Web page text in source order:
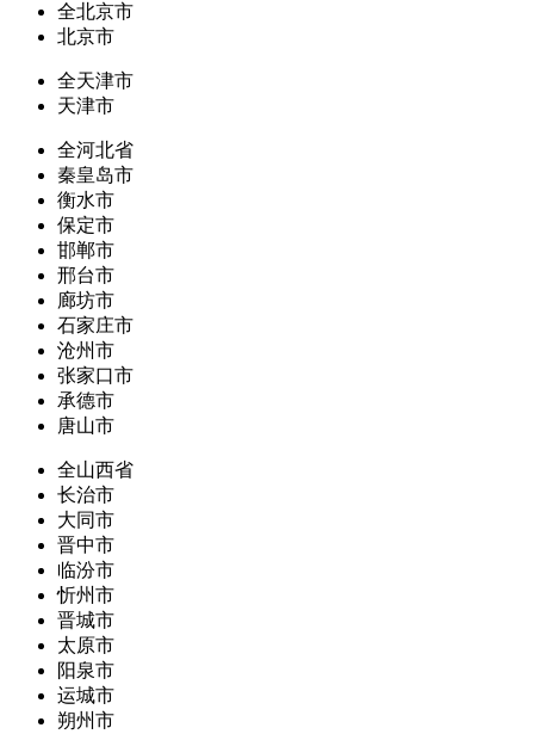
全北京市
北京市
全天津市
天津市
全河北省
秦皇岛市
衡水市
保定市
邯郸市
邢台市
廊坊市
石家庄市
沧州市
张家口市
承德市
唐山市
全山西省
长治市
大同市
晋中市
临汾市
忻州市
晋城市
太原市
阳泉市
运城市
朔州市